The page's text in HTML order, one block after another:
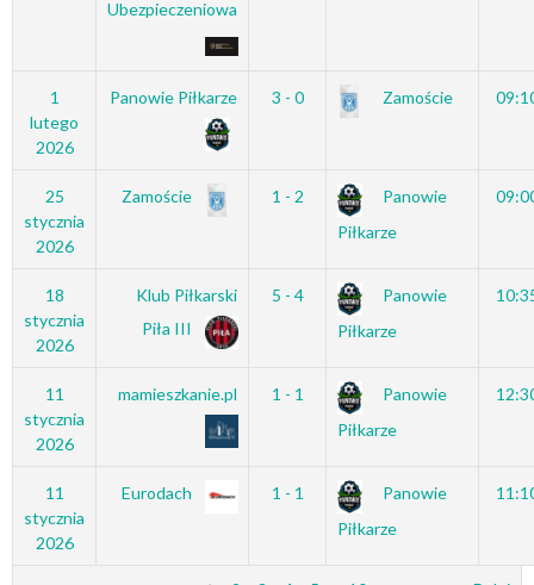
Ubezpieczeniowa
1
lutego
2026
Panowie Piłkarze 3 - 0 Zamoście
25
stycznia
2026
Zamoście 1 - 2
Panowie
Piłkarze
18
stycznia
2026
Klub Piłkarski
Piła III
5 - 4
Panowie
Piłkarze
11
stycznia
2026
mamieszkanie.pl 1 - 1
Panowie
Piłkarze
11
stycznia
2026
Eurodach 1 - 1
Panowie
Piłkarze